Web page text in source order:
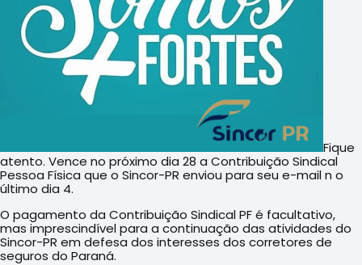
Fique
atento. Vence no próximo dia 28 a Contribuição Sindical
Pessoa Física que o Sincor-PR enviou para seu e-mail n o
último dia 4.
O pagamento da Contribuição Sindical PF é facultativo,
mas imprescindível para a continuação das atividades do
Sincor-PR em defesa dos interesses dos corretores de
seguros do Paraná.